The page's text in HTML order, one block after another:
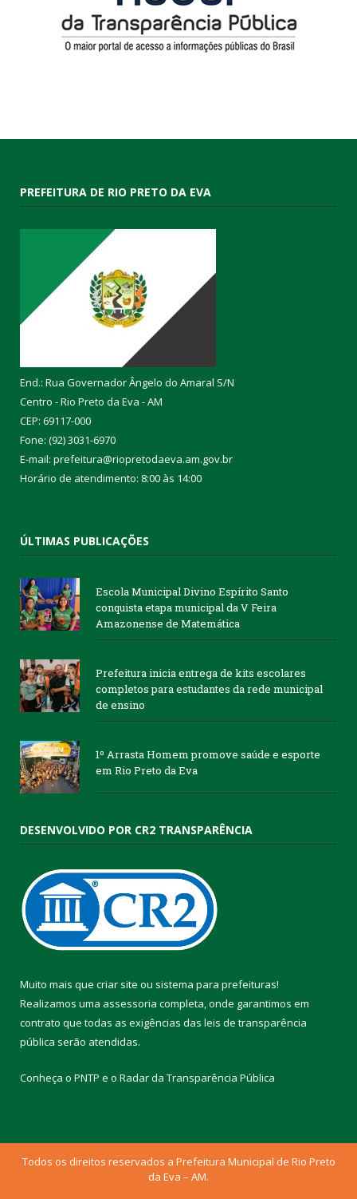
PREFEITURA DE RIO PRETO DA EVA
End.: Rua Governador Ângelo do Amaral S/N
Centro - Rio Preto da Eva - AM
CEP: 69117-000
Fone: (92) 3031-6970
E-mail: prefeitura@riopretodaeva.am.gov.br
Horário de atendimento: 8:00 às 14:00
ÚLTIMAS PUBLICAÇÕES
Escola Municipal Divino Espírito Santo
conquista etapa municipal da V Feira
Amazonense de Matemática
Prefeitura inicia entrega de kits escolares
completos para estudantes da rede municipal
de ensino
1º Arrasta Homem promove saúde e esporte
em Rio Preto da Eva
DESENVOLVIDO POR CR2 TRANSPARÊNCIA
Muito mais que criar site ou sistema para prefeituras!
Realizamos uma assessoria completa, onde garantimos em
contrato que todas as exigências das leis de transparência
pública serão atendidas.
Conheça o PNTP e o Radar da Transparência Pública
Todos os direitos reservados a Prefeitura Municipal de Rio Preto
da Eva – AM.